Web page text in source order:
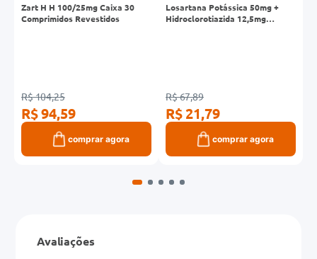
Zart H H 100/25mg Caixa 30
Comprimidos Revestidos
R$ 104,25
R$ 94,59
comprar agora
Losartana Potássica 50mg +
Hidroclorotiazida 12,5mg
R$ 67,89
R$ 21,79
comprar agora
Avaliações